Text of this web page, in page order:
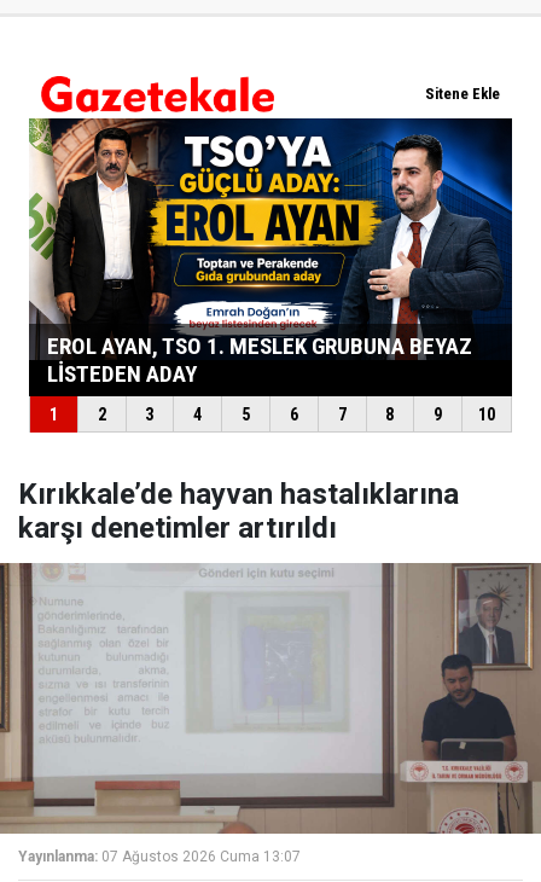
Kırıkkale’de hayvan hastalıklarına
karşı denetimler artırıldı
Yayınlanma: 07 Ağustos 2026 Cuma 13:07